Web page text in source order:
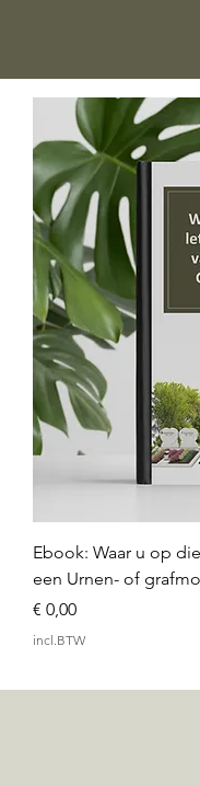
Ebook: Waar u op
een Urnen- of
Prijs
€ 0,00
incl.BTW